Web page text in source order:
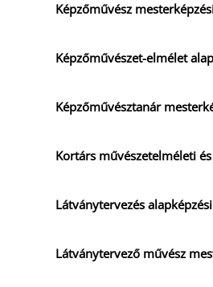
Képzőművész
Képzőművészet-elmélet
Képzőművésztanár
Kortárs művészetelméleti
Látványtervezés
Látványtervező művész